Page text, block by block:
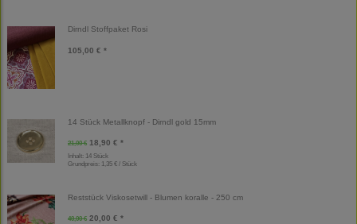
Dirndl Stoffpaket Rosi
105,00 € *
14 Stück Metallknopf - Dirndl gold 15mm
21,00 € 18,90 € *
Inhalt: 14 Stück
Grundpreis: 1,35 € / Stück
Reststück Viskosetwill - Blumen koralle - 250 cm
40,00 € 20,00 € *